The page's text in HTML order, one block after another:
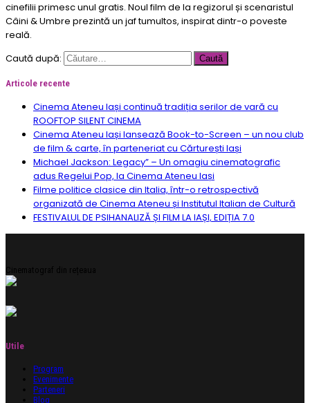
cinefilii primesc unul gratis. Noul film de la regizorul și scenaristul
Câini & Umbre prezintă un jaf tumultos, inspirat dintr-o poveste
reală.
Caută după:
Articole recente
Cinema Ateneu Iași continuă tradiția serilor de vară cu
ROOFTOP SILENT CINEMA
Cinema Ateneu Iași lansează Book-to-Screen – un nou club
de film & carte, în parteneriat cu Cărturești Iași
Michael Jackson: Legacy” – Un omagiu cinematografic
adus Regelui Pop, la Cinema Ateneu Iași
Filme politice clasice din Italia, într-o retrospectivă
organizată de Cinema Ateneu și Institutul Italian de Cultură
FESTIVALUL DE PSIHANALIZĂ ȘI FILM LA IAȘI, EDIȚIA 7.0
Cinematograf din rețeaua
Utile
Program
Evenimente
Parteneri
Blog